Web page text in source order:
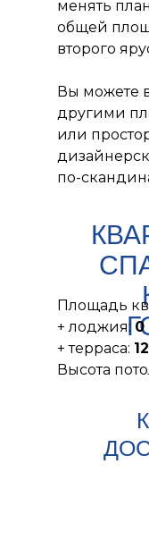
менять
общей
второго
Вы можете
другими
или
по-
Площадь
+ лоджия: 0
+ терраса:
Высота